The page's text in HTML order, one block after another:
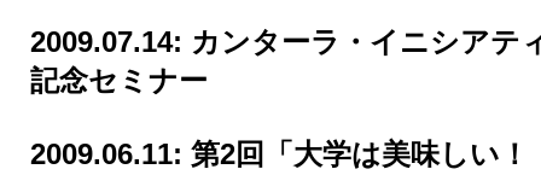
2009.07.14: カンターラ・イニシアテ
記念セミナー
2009.06.11: 第2回「大学は美味しい！